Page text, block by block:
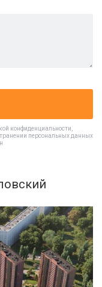
конфиденциальности
персональных данных